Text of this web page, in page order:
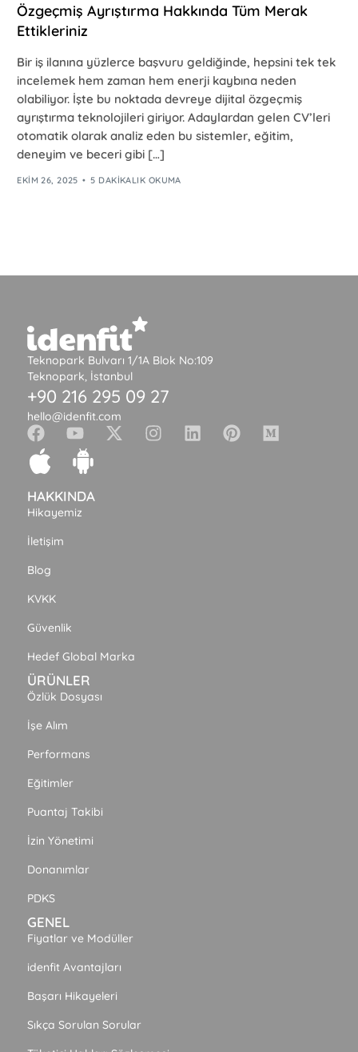
Özgeçmiş Ayrıştırma Hakkında Tüm Merak
Ettikleriniz
Bir iş ilanına yüzlerce başvuru geldiğinde, hepsini tek tek
incelemek hem zaman hem enerji kaybına neden
olabiliyor. İşte bu noktada devreye dijital özgeçmiş
ayrıştırma teknolojileri giriyor. Adaylardan gelen CV’leri
otomatik olarak analiz eden bu sistemler, eğitim,
deneyim ve beceri gibi […]
EKIM 26, 2025 5 DAKIKALIK OKUMA
Teknopark Bulvarı 1/1A Blok No:109
Teknopark, İstanbul
+90 216 295 09 27
hello@idenfit.com
HAKKINDA
Hikayemiz
İletişim
Blog
KVKK
Güvenlik
Hedef Global Marka
ÜRÜNLER
Özlük Dosyası
İşe Alım
Performans
Eğitimler
Puantaj Takibi
İzin Yönetimi
Donanımlar
PDKS
GENEL
Fiyatlar ve Modüller
idenfit Avantajları
Başarı Hikayeleri
Sıkça Sorulan Sorular